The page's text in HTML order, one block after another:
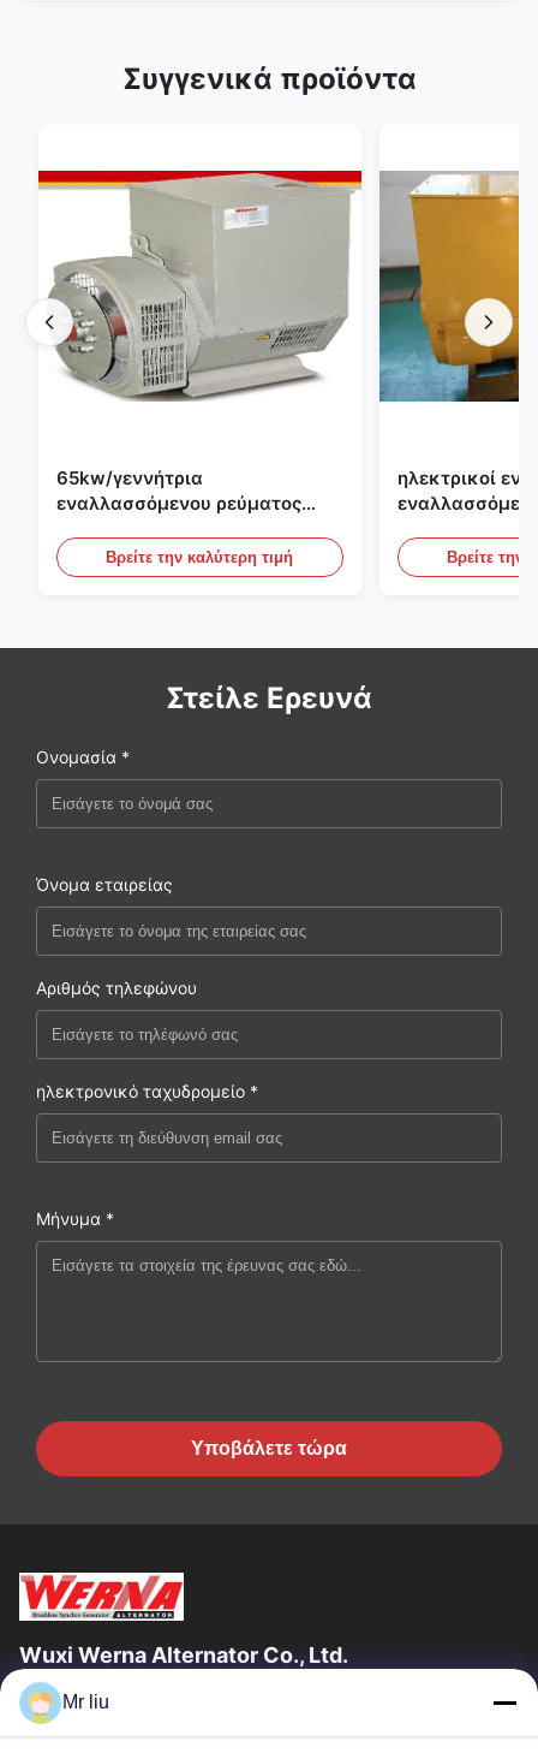
Συγγενικά προϊόντα
65kw/γεννήτρια
εναλλασσόμενου ρεύματος
για το σύνολο γεννητριών της
Βρείτε την καλύτερη τιμή
ηλεκτρικοί
σύνολο
Cummins
Βρείτε την
Στείλε Ερευνά
Ονομασία *
Όνομα εταιρείας
Αριθμός τηλεφώνου
ηλεκτρονικό ταχυδρομείο *
Μήνυμα *
Υποβάλετε τώρα
Wuxi Werna Alternator Co., Ltd.
Γρήγοροι Σύνδεσμοι
Mr liu